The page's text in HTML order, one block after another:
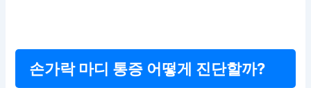
손가락 마디 통증 어떻게 진단할까?